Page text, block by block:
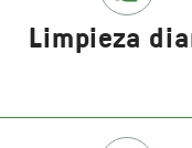
Limpieza